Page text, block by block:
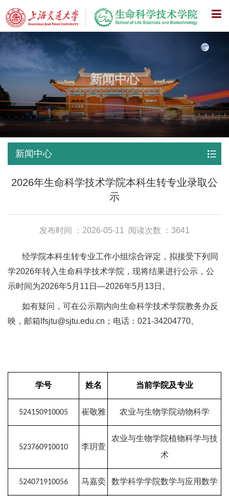
X
新闻中心
新闻中心
2026年生命科学技术学院本科生转专业录取公
示
发布时间 ：2026-05-11 阅读次数 ：3641
经学院本科生转专业工作小组综合评定，拟接受下列同
学2026年转入生命科学技术学院，现将结果进行公示，公
示时间为2026年5月11日—2026年5月13日。
如有疑问，可在公示期内向生命科学技术学院教务办反
映，邮箱lfsjtu@sjtu.edu.cn；电话：021-34204770。
学号 姓名 当前学院及专业
524150910005 崔敬雅 农业与生物学院动物科学
523760910010 李玥萱
农业与生物学院植物科学与技
术
524071910056 马嘉奕 数学科学学院数学与应用数学